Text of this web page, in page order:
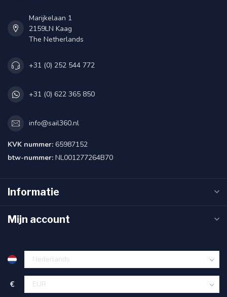
Marijkelaan 1
2159LN Kaag
The Netherlands
+31 (0) 252 544 772
+31 (0) 622 365 850
info@sail360.nl
KVK nummer: 65987152
btw-nummer: NL001277264B70
Informatie
Mijn account
€